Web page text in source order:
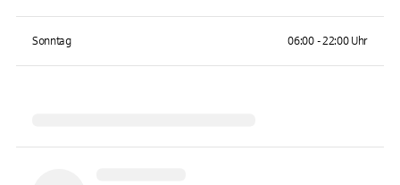
Sonntag 06:00 - 22:00 Uhr